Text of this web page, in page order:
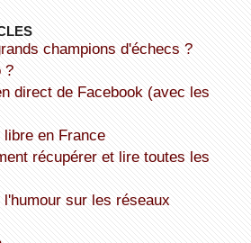
champions d'échecs ?
?
libre en France